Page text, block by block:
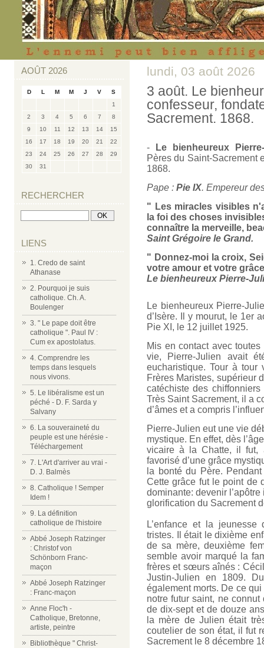
AOÛT 2026
D L M M J V
S
1
2
3 4 5 6 7
8
9
10 11 12 13 14
15
16
17 18 19 20 21
22
23
24 25 26 27 28
29
30
31
RECHERCHER
LIENS
1. Credo de saint
Athanase
2. Pourquoi je suis
catholique. Ch. A.
Boulenger
3. " Le pape doit être
catholique ". Paul IV :
Cum ex apostolatus.
4. Comprendre les
temps dans lesquels
nous vivons.
5. Le libéralisme est un
péché - D. F. Sarda y
Salvany
6. La souveraineté du
peuple est une hérésie -
Téléchargement
7. L'Art d'arriver au vrai -
D. J. Balmès
8. Catholique ! Semper
Idem !
9. La définition
catholique de l'histoire
Abbé Joseph Ratzinger
: Christof von
Schönborn Franc-
maçon
Abbé Joseph Ratzinger
: Franc-maçon
Anne Floc'h -
Catholique, Bretonne,
artiste, peintre
Bibliothèque " Christ-
lundi, 03 août 2026
3 août. Le
confesseur,
Sacrement. 1868.
-
Le bienheureux
Pères du Saint-Sacrement
1868.
Pape : Pie IX. Empereur
" Les miracles visibles
la foi des choses
connaître la merveille,
Saint Grégoire le Grand.
" Donnez-moi la croix,
votre amour et votre
Le bienheureux Pierre-
Le bienheureux Pierre-
d’Isère. Il y mourut, le 1er
Pie XI, le 12 juillet 1925.
Mis en contact avec
vie, Pierre-Julien avait
eucharistique. Tour à
Frères Maristes, supérieur
catéchiste des
Très Saint Sacrement, il a
d’âmes et a compris
Pierre-Julien eut une vie
mystique. En effet, dès
vicaire à la Chatte, il fut,
favorisé d’une grâce
la bonté du Père.
Cette grâce fut le point de
dominante: devenir
glorification du Sacrement
L’enfance et la jeunesse
tristes. Il était le dixième
de sa mère, deuxième
semble avoir marqué la
frères et sœurs aînés :
Justin-Julien en 1809.
également morts. De ce
notre futur saint, ne connut
de dix-sept et de douze
la mère de Julien était
coutelier de son état, il fut
Sacrement le 8 décembre